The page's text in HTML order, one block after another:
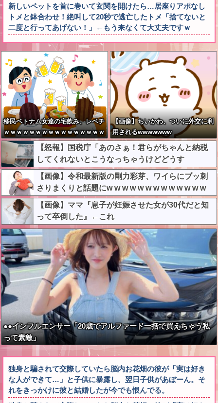
新しいペットを首に巻いて玄関を開けたら…居座りアポなし
トメと鉢合わせ！絶叫して20秒で逃亡したトメ「捨てないと
二度と行ってあげない！」←もう来なくて大丈夫ですｗ
移民ベトナム女達の宅飲み、レベチ
ｗｗｗｗｗｗｗｗｗｗｗｗｗｗｗｗ
ｗｗｗｗｗｗｗｗ
【画像】ちいかわ、ついに外交に利
用されるwwwwwww
【怒報】国税庁「あのさぁ！君らがちゃんと納税
してくれないとこうなっちゃうけどどうす
る？！」←これw w w w w w w w
【画像】令和最新版の剛力彩芽、ワイらにブッ刺
さりまくりと話題にw w w w w w w w w w w w w
【画像】ママ『息子が妊娠させた女が30代だと知
って卒倒した』←これ
●●インフルエンサー「20歳でアルファード一括で買えちゃう私
って素敵」
独身と騙されて交際していたら脳内お花畑の彼が「実は好き
な人ができて…」と子供に暴露し、翌日子供があぼーん。そ
れをきっかけに彼と結婚したが今でも恨んでる。